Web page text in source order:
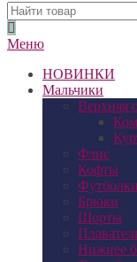
Меню
НОВИНКИ
Мальчики
Верхняя
Флис
Кофты
Футболки
Брюки
Шорты
Нижнее